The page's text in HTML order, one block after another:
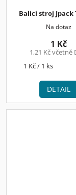
Balicí stroj Jpack
Na dotaz
1,21 Kč včetně
1 Kč
Měrná
1 Kč / 1 ks
DETAIL